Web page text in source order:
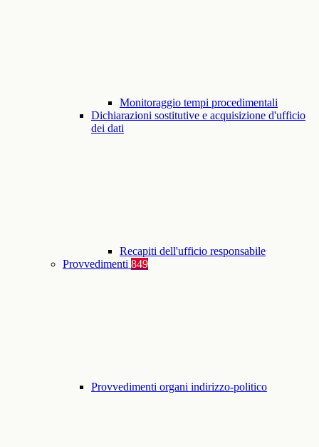
Monitoraggio tempi procedimentali
Dichiarazioni sostitutive e acquisizione d'ufficio
dei dati
Recapiti dell'ufficio responsabile
Provvedimenti 849
Provvedimenti organi indirizzo-politico